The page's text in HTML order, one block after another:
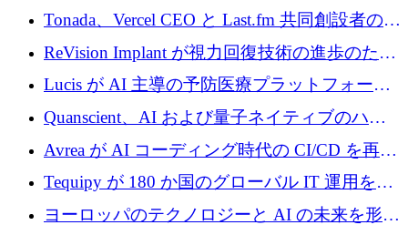
るなか、Voxmindが54万6,000ポンドのプレシ
ード資金を調達
Tonada、Vercel CEO と Last.fm 共同創設者の支
援を受けてステルス撤退
ReVision Implant が視力回復技術の進歩のため
に 400 万ユーロを確保
Lucis が AI 主導の予防医療プラットフォーム
を拡大するためにシリーズ A で 2,000 万ドル
を調達
Quanscient、AI および量子ネイティブのハー
ドウェア エンジニアリングを推進するために
1,000 万ユーロを調達
Avrea が AI コーディング時代の CI/CD を再発
明するために 470 万ドルをかけてステルスか
ら浮上
Tequipy が 180 か国のグローバル IT 運用を自
動化するために 300 万ユーロ以上を調達
ヨーロッパのテクノロジーと AI の未来を形作